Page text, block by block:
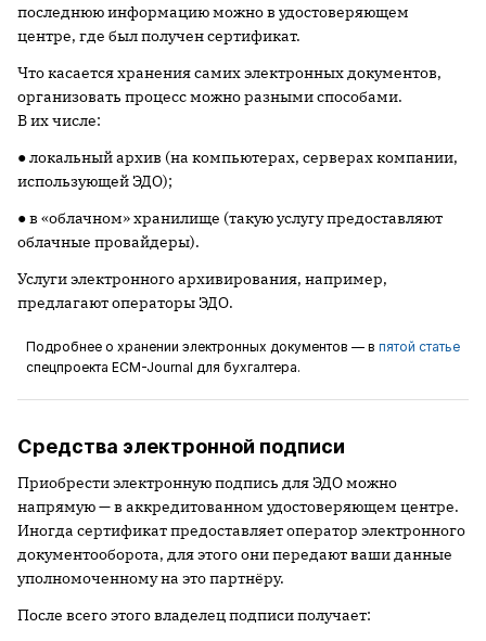
последнюю информацию можно в удостоверяющем
центре, где был получен сертификат.
Что касается хранения самих электронных документов,
организовать процесс можно разными способами.
В их числе:
● локальный архив (на компьютерах, серверах компании,
использующей ЭДО);
● в «облачном» хранилище (такую услугу предоставляют
облачные провайдеры).
Услуги электронного архивирования, например,
предлагают операторы ЭДО.
Подробнее о хранении электронных документов — в пятой статье
спецпроекта ECM-Journal для бухгалтера.
Средства электронной подписи
Приобрести электронную подпись для ЭДО можно
напрямую — в аккредитованном удостоверяющем центре.
Иногда сертификат предоставляет оператор электронного
документооборота, для этого они передают ваши данные
уполномоченному на это партнёру.
После всего этого владелец подписи получает: